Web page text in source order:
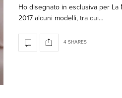
Ho disegnato in esclusiva per
2017 alcuni modelli, tra cui…
4 SHARES